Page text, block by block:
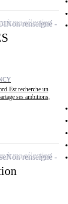
Est recherche un
ses ambitions,
Non renseigné
à ma sélection
Non renseigné
à ma sélection